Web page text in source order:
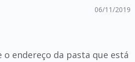
06/11/2019
o endereço da pasta que está